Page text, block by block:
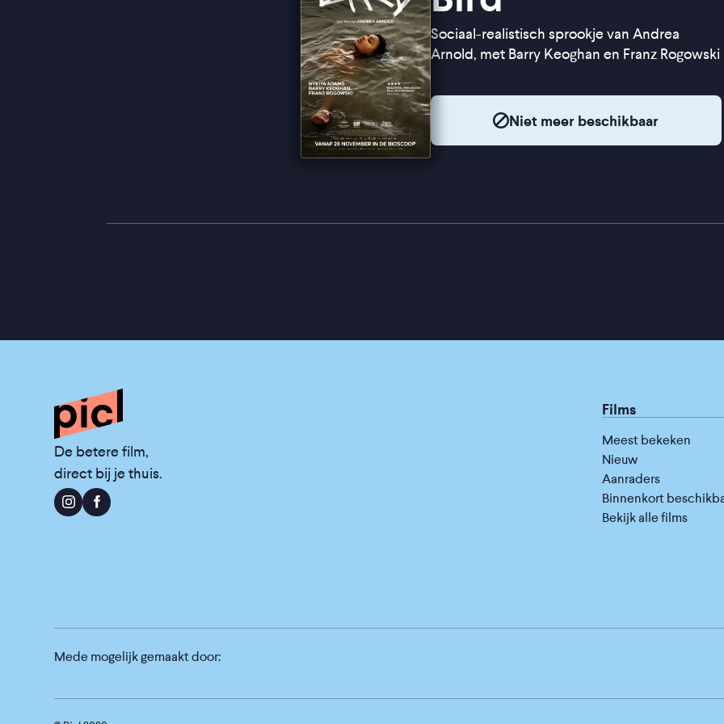
Sociaal-realistisch sprookje van Andrea
Arnold, met Barry Keoghan en Franz Rogowski
Niet meer beschikbaar
De betere film,
direct bij je thuis.
Films
Meest bekeken
Nieuw
Aanraders
Binnenkort
Bekijk alle films
Mede mogelijk gemaakt door: